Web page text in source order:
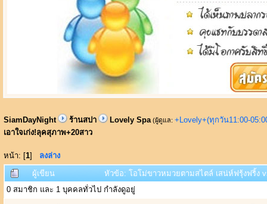
SiamDayNight ร้านสปา Lovely Spa (ผู้ดูแล: +Lovely+(ทุกวัน11:00-
เอาใจเก่ง!ลุคสุภาพ+20สาว
หน้า: [1] ลงล่าง
ผู้เขียน
หัวข้อ: โอโม่ขาวหมวยตามสไตล์ เสน่ห์ฟรุ้งฟริ้ง
0 สมาชิก และ 1 บุคคลทั่วไป กำลังดูอยู่